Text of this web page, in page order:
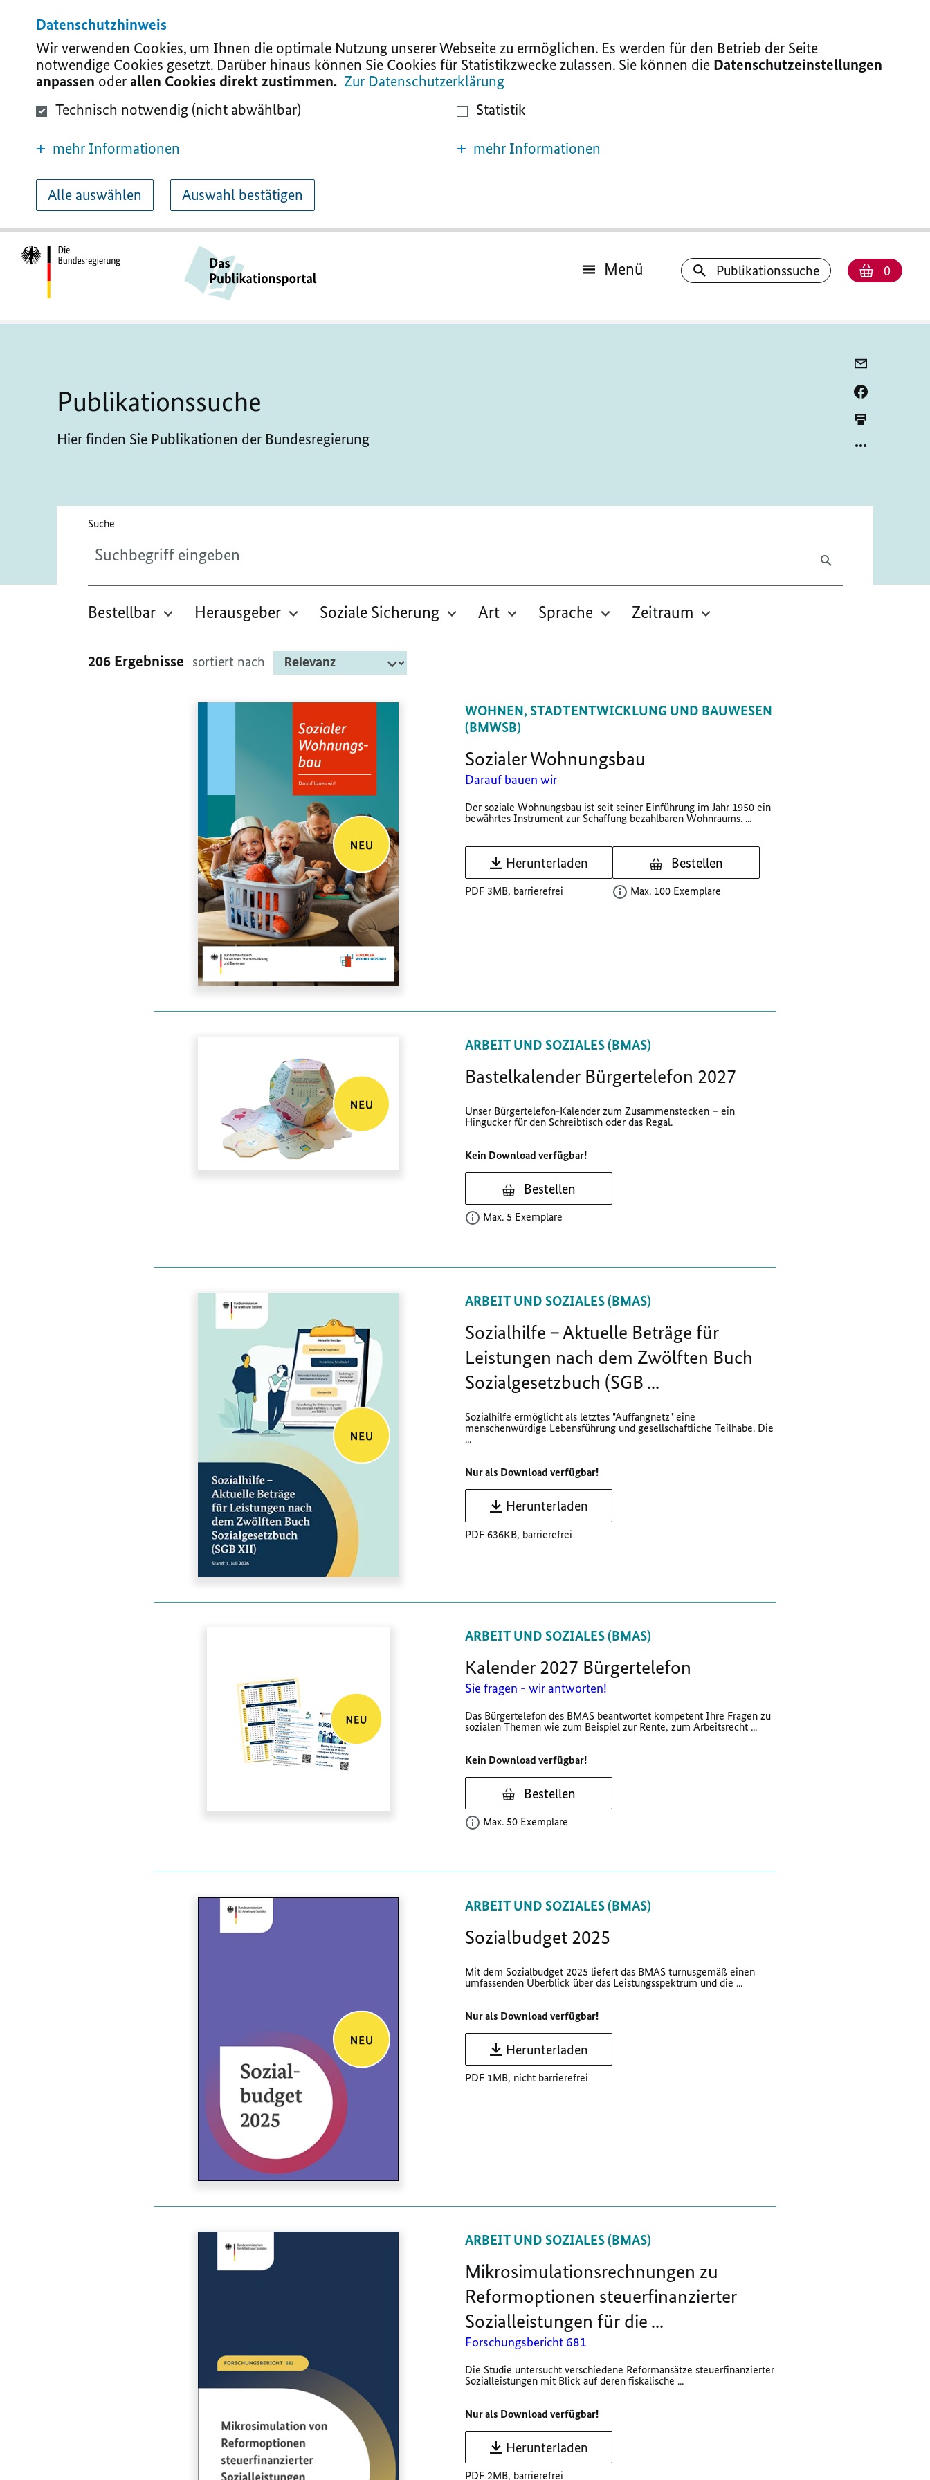
Datenschutzhinweis
Wir verwenden Cookies, um Ihnen die optimale Nutzung unserer Webseite zu ermöglichen. Es werden für den Betrieb der Seite
notwendige Cookies gesetzt. Darüber hinaus können Sie Cookies für Statistikzwecke zulassen. Sie können die Datenschutzeinstellungen
anpassen oderallen Cookies direkt zustimmen. Zur Datenschutzerklärung
Technisch notwendig (nicht abwählbar)
mehr Informationen
Statistik
mehr Informationen
Alle auswählen Auswahl bestätigen
Menü Publikationssuche Anzahl
0
Publikationssuche
Hier finden Sie Publikationen der Bundesregierung
Suche
Bestellbar Herausgeber Soziale Sicherung Art Sprache Zeitraum
206 Ergebnisse sortiert nach
WOHNEN, STADTENTWICKLUNG UND BAUWESEN
(BMWSB)
Sozialer Wohnungsbau
Darauf bauen wir
Der soziale Wohnungsbau ist seit seiner Einführung im Jahr 1950 ein
bewährtes Instrument zur Schaffung bezahlbaren Wohnraums. ...
Herunterladen
PDF 3MB, barrierefrei
Bestellen
Max. 100 Exemplare
ARBEIT UND SOZIALES (BMAS)
Bastelkalender Bürgertelefon 2027
Unser Bürgertelefon-Kalender zum Zusammenstecken – ein
Hingucker für den Schreibtisch oder das Regal.
Kein Download verfügbar!
Bestellen
Max. 5 Exemplare
ARBEIT UND SOZIALES (BMAS)
Sozialhilfe – Aktuelle Beträge für
Leistungen nach dem Zwölften Buch
Sozialgesetzbuch (SGB ...
Sozialhilfe ermöglicht als letztes "Auffangnetz" eine
menschenwürdige Lebensführung und gesellschaftliche Teilhabe. Die
...
Nur als Download verfügbar!
Herunterladen
PDF 636KB, barrierefrei
ARBEIT UND SOZIALES (BMAS)
Kalender 2027 Bürgertelefon
Sie fragen - wir antworten!
Das Bürgertelefon des BMAS beantwortet kompetent Ihre Fragen zu
sozialen Themen wie zum Beispiel zur Rente, zum Arbeitsrecht ...
Kein Download verfügbar!
Bestellen
Max. 50 Exemplare
ARBEIT UND SOZIALES (BMAS)
Sozialbudget 2025
Mit dem Sozialbudget 2025 liefert das BMAS turnusgemäß einen
umfassenden Überblick über das Leistungsspektrum und die ...
Nur als Download verfügbar!
Herunterladen
PDF 1MB, nicht barrierefrei
ARBEIT UND SOZIALES (BMAS)
Mikrosimulationsrechnungen zu
Reformoptionen steuerfinanzierter
Sozialleistungen für die ...
Forschungsbericht 681
Die Studie untersucht verschiedene Reformansätze steuerfinanzierter
Sozialleistungen mit Blick auf deren fiskalische ...
Nur als Download verfügbar!
Herunterladen
PDF 2MB, barrierefrei